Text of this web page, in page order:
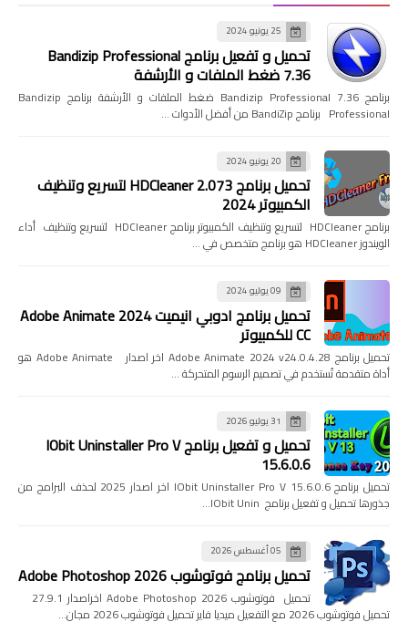
25 يونيو 2024
تحميل و تفعيل برنامج Bandizip Professional
7.36 ضغط الملفات و الأرشفة
برنامج Bandizip Professional 7.36 ضغط الملفات و الأرشفة برنامج Bandizip
Professional برنامج BandiZip من أفضل الأدوات …
20 يونيو 2024
تحميل برنامج HDCleaner 2.073 لتسريع وتنظيف
الكمبيوتر 2024
برنامج HDCleaner لتسريع وتنظيف الكمبيوتر برنامج HDCleaner لتسريع وتنظيف أداء
الويندوز HDCleaner هو برنامج متخصص في …
09 يوليو 2024
تحميل برنامج ادوبي انيميت 2024 Adobe Animate
CC للكمبيوتر
تحميل برنامج Adobe Animate 2024 v24.0.4.28 اخر اصدار Adobe Animate هو
أداة متقدمة تُستخدم في تصميم الرسوم المتحركة …
31 يوليو 2026
تحميل و تفعيل برنامج IObit Uninstaller Pro V
15.6.0.6
تحميل برنامج IObit Uninstaller Pro V 15.6.0.6 اخر اصدار 2025 لحذف البرامج من
جذورها تحميل و تفعيل برنامج IObit Unin…
05 أغسطس 2026
تحميل برنامج فوتوشوب Adobe Photoshop 2026
تحميل فوتوشوب 2026 مع التفعيل ميديا فاير تحميل فوتوشوب 2026 مجان…